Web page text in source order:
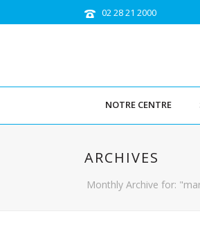
02 28 21 2000
NOTRE CENTRE
ARCHIVES
Monthly Archive for: